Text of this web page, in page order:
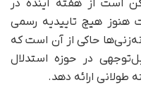
است از هفته آینده در
هنوز هیچ تاییدیه رسمی
حاکی از آن است که
در حوزه استدلال
طولانی ارائه دهد.